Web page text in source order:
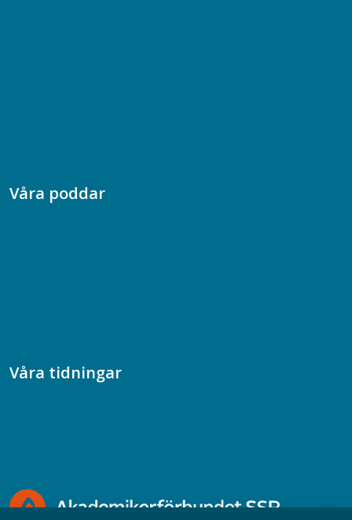
Våra poddar
Våra tidningar